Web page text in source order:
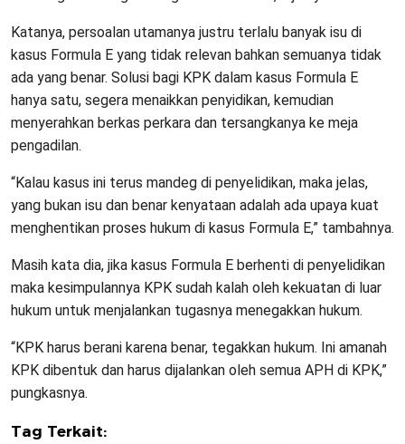
Katanya, persoalan utamanya justru terlalu banyak isu di
kasus Formula E yang tidak relevan bahkan semuanya tidak
ada yang benar. Solusi bagi KPK dalam kasus Formula E
hanya satu, segera menaikkan penyidikan, kemudian
menyerahkan berkas perkara dan tersangkanya ke meja
pengadilan.
“Kalau kasus ini terus mandeg di penyelidikan, maka jelas,
yang bukan isu dan benar kenyataan adalah ada upaya kuat
menghentikan proses hukum di kasus Formula E,” tambahnya.
Masih kata dia, jika kasus Formula E berhenti di penyelidikan
maka kesimpulannya KPK sudah kalah oleh kekuatan di luar
hukum untuk menjalankan tugasnya menegakkan hukum.
“KPK harus berani karena benar, tegakkan hukum. Ini amanah
KPK dibentuk dan harus dijalankan oleh semua APH di KPK,”
pungkasnya.
Tag Terkait: